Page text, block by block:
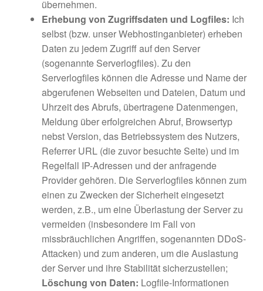
übernehmen.
Erhebung von Zugriffsdaten und Logfiles: Ich
selbst (bzw. unser Webhostinganbieter) erheben
Daten zu jedem Zugriff auf den Server
(sogenannte Serverlogfiles). Zu den
Serverlogfiles können die Adresse und Name der
abgerufenen Webseiten und Dateien, Datum und
Uhrzeit des Abrufs, übertragene Datenmengen,
Meldung über erfolgreichen Abruf, Browsertyp
nebst Version, das Betriebssystem des Nutzers,
Referrer URL (die zuvor besuchte Seite) und im
Regelfall IP-Adressen und der anfragende
Provider gehören. Die Serverlogfiles können zum
einen zu Zwecken der Sicherheit eingesetzt
werden, z.B., um eine Überlastung der Server zu
vermeiden (insbesondere im Fall von
missbräuchlichen Angriffen, sogenannten DDoS-
Attacken) und zum anderen, um die Auslastung
der Server und ihre Stabilität sicherzustellen;
Löschung von Daten: Logfile-Informationen